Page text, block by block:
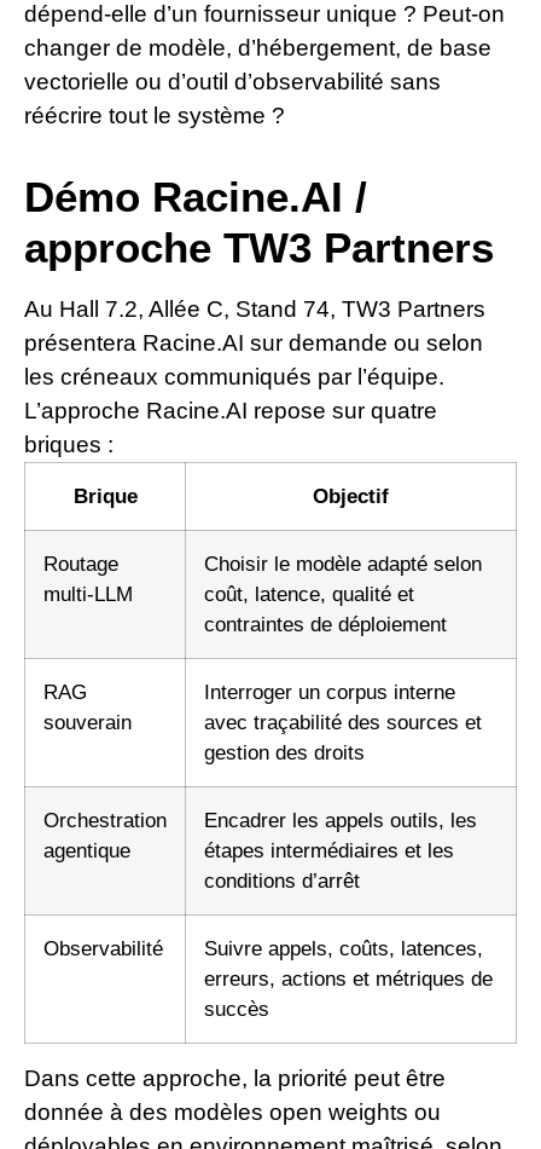
dépend-elle d’un fournisseur unique ? Peut-on
changer de modèle, d’hébergement, de base
vectorielle ou d’outil d’observabilité sans
réécrire tout le système ?
Démo Racine.AI /
approche TW3 Partners
Au Hall 7.2, Allée C, Stand 74, TW3 Partners
présentera Racine.AI sur demande ou selon
les créneaux communiqués par l’équipe.
L’approche Racine.AI repose sur quatre
briques :
Brique Objectif
Routage
multi-LLM
Choisir le modèle adapté selon
coût, latence, qualité et
contraintes de déploiement
RAG
souverain
Interroger un corpus interne
avec traçabilité des sources et
gestion des droits
Orchestration
agentique
Encadrer les appels outils, les
étapes intermédiaires et les
conditions d’arrêt
Observabilité
Suivre appels, coûts, latences,
erreurs, actions et métriques de
succès
Dans cette approche, la priorité peut être
donnée à des modèles open weights ou